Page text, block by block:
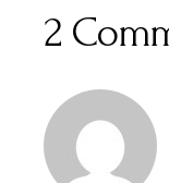
2